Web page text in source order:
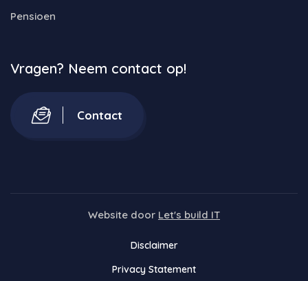
Pensioen
Vragen? Neem contact op!
Contact
Website door Let's build IT
Disclaimer
Privacy Statement